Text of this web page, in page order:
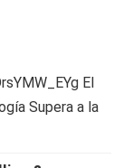
El
Supera a la